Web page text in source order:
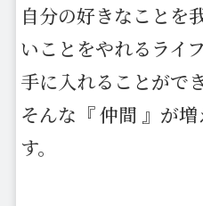
自分の好きなことを
いことをやれるライ
手に入れることがで
そんな『 仲間 』が
す。